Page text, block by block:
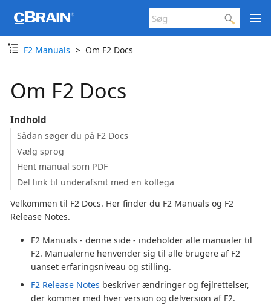
F2 Manuals Om F2 Docs
Om F2 Docs
Indhold
Sådan søger du på F2 Docs
Vælg sprog
Hent manual som PDF
Del link til underafsnit med en kollega
Velkommen til F2 Docs. Her finder du F2 Manuals og F2
Release Notes.
F2 Manuals - denne side - indeholder alle manualer til
F2. Manualerne henvender sig til alle brugere af F2
uanset erfaringsniveau og stilling.
F2 Release Notes beskriver ændringer og fejlrettelser,
der kommer med hver version og delversion af F2.